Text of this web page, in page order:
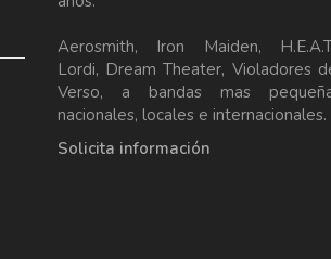
Aerosmith, Iron Maiden,
Lordi, Dream Theater, Violadores
Verso, a bandas mas
nacionales, locales e internacionales.
Solicita información